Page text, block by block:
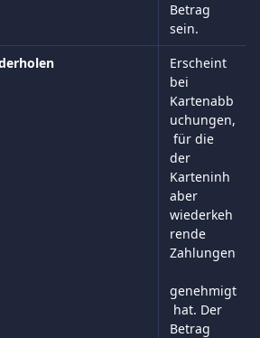
Betrag
sein.
Erscheint
bei
Kartenabb
uchungen,
für die
der
Karteninh
aber
wiederkeh
rende
Zahlungen
genehmigt
hat. Der
Betrag